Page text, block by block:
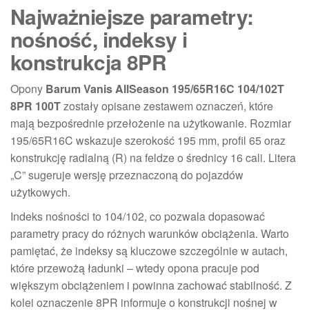
Najważniejsze parametry:
nośność, indeksy i
konstrukcja 8PR
Opony Barum Vanis AllSeason 195/65R16C 104/102T
8PR 100Tzostały opisane zestawem oznaczeń, które
mają bezpośrednie przełożenie na użytkowanie. Rozmiar
195/65R16C wskazuje szerokość 195 mm, profil 65 oraz
konstrukcję radialną (R) na feldze o średnicy 16 cali. Litera
„C” sugeruje wersję przeznaczoną do pojazdów
użytkowych.
Indeks nośności to 104/102, co pozwala dopasować
parametry pracy do różnych warunków obciążenia. Warto
pamiętać, że indeksy są kluczowe szczególnie w autach,
które przewożą ładunki – wtedy opona pracuje pod
większym obciążeniem i powinna zachować stabilność. Z
kolei oznaczenie 8PR informuje o konstrukcji nośnej w